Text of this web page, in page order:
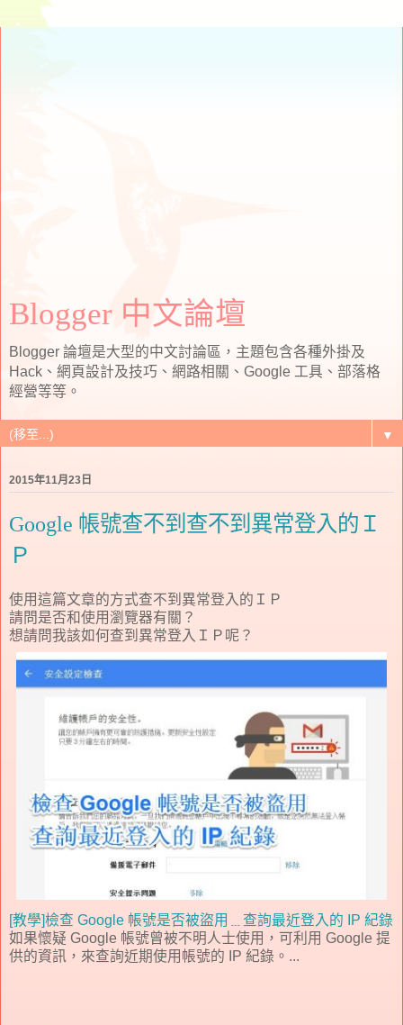
Blogger 中文論壇
Blogger 論壇是大型的中文討論區，主題包含各種外掛及
Hack、網頁設計及技巧、網路相關、Google 工具、部落格
經營等等。
▼
2015年11月23日
Google 帳號查不到查不到異常登入的Ｉ
Ｐ
使用這篇文章的方式查不到異常登入的ＩＰ
請問是否和使用瀏覽器有關？
想請問我該如何查到異常登入ＩＰ呢？
[教學]檢查 Google 帳號是否被盜用﹍查詢最近登入的 IP 紀錄
如果懷疑 Google 帳號曾被不明人士使用，可利用 Google 提
供的資訊，來查詢近期使用帳號的 IP 紀錄。...